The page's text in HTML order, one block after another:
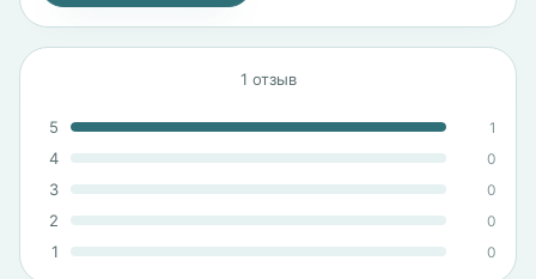
1 отзыв
5 1
4 0
3 0
2 0
1 0